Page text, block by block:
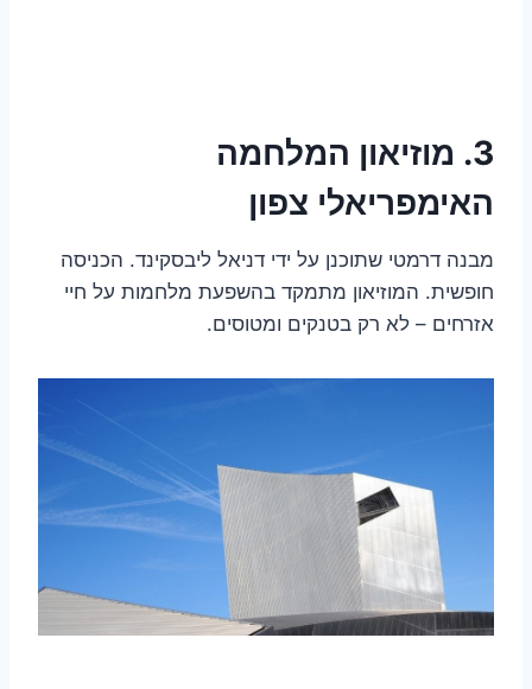
3. מוזיאון המלחמה
האימפריאלי צפון
מבנה דרמטי שתוכנן על ידי דניאל ליבסקינד. הכניסה
חופשית. המוזיאון מתמקד בהשפעת מלחמות על חיי
אזרחים – לא רק בטנקים ומטוסים.